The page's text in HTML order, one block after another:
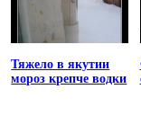
Тяжело в якутии
мороз крепче водки